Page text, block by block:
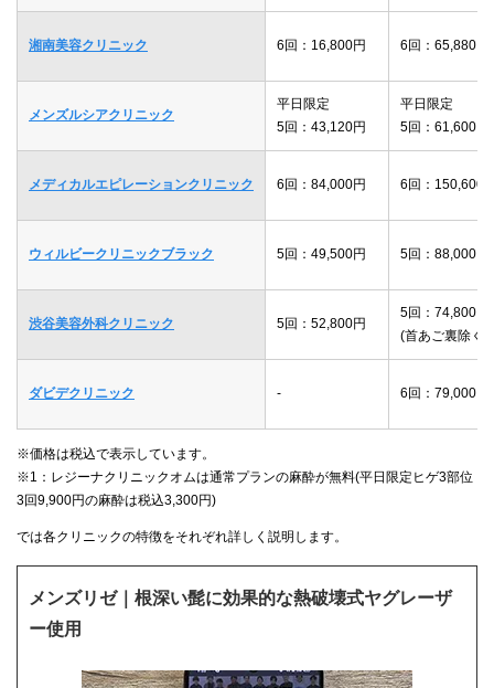
湘南美容クリニック 6回：16,800円 6回：65,880円
メンズルシアクリニック
平日限定
5回：43,120円
平日限定
5回：61,600円
メディカルエピレーションクリニック 6回：84,000円 6回：150,600
ウィルビークリニックブラック 5回：49,500円 5回：88,000円
渋谷美容外科クリニック 5回：52,800円
5回：74,800円
(首あご裏除く)
ダビデクリニック - 6回：79,000円
※価格は税込で表示しています。
※1：レジーナクリニックオムは通常プランの麻酔が無料(平日限定ヒゲ3部位
3回9,900円の麻酔は税込3,300円)
では各クリニックの特徴をそれぞれ詳しく説明します。
メンズリゼ｜根深い髭に効果的な熱破壊式ヤグレーザ
ー使用